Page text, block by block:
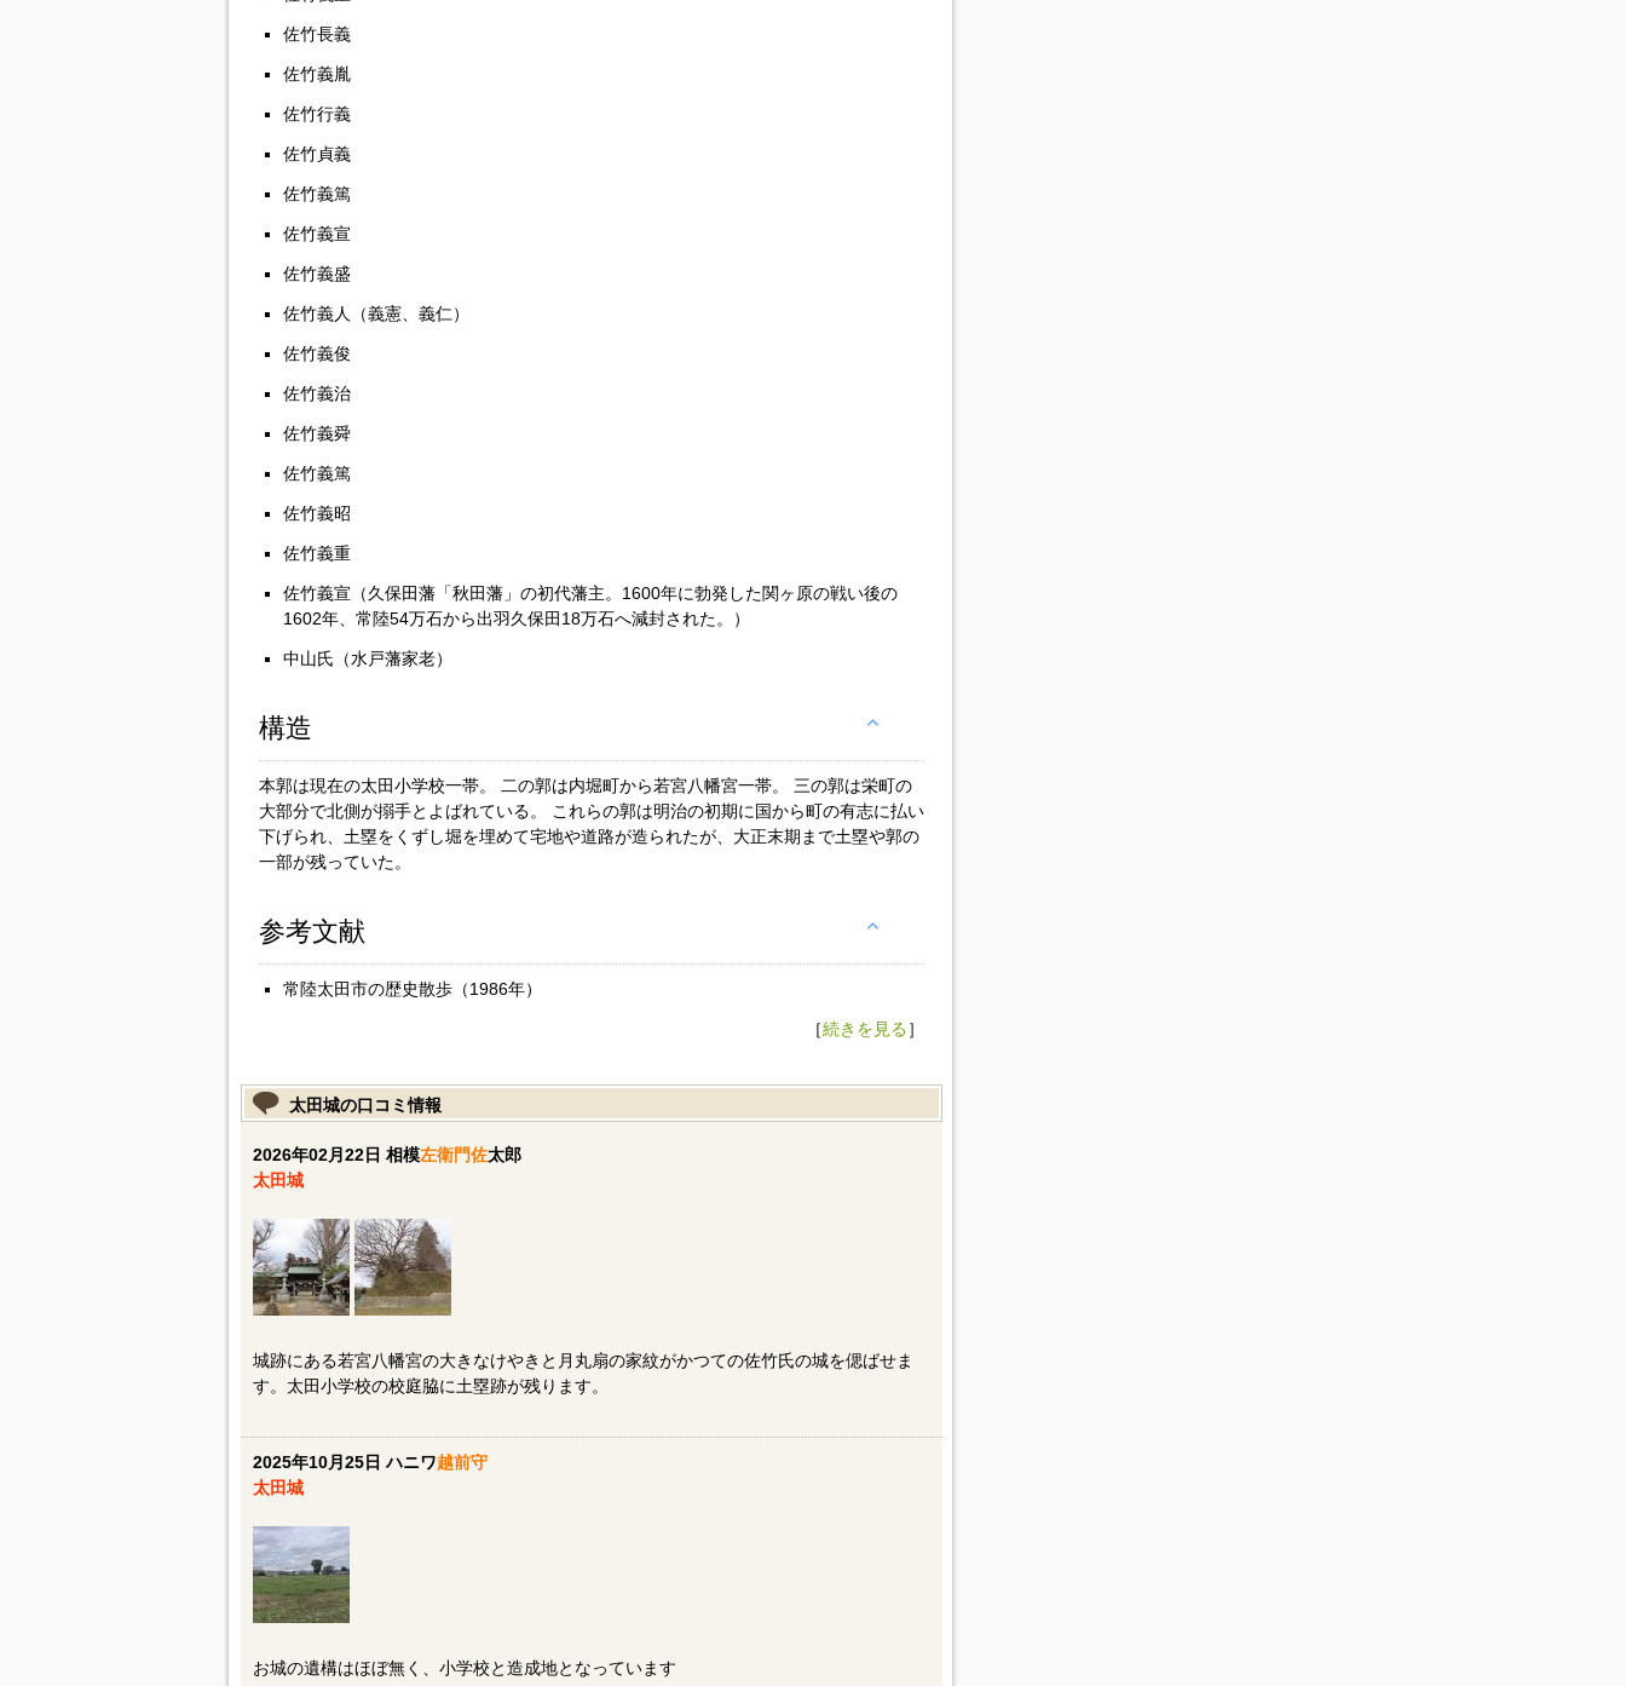
佐竹長義
佐竹義胤
佐竹行義
佐竹貞義
佐竹義篤
佐竹義宣
佐竹義盛
佐竹義人（義憲、義仁）
佐竹義俊
佐竹義治
佐竹義舜
佐竹義篤
佐竹義昭
佐竹義重
佐竹義宣（久保田藩「秋田藩」の初代藩主。1600年に勃発した関ヶ原の戦い後の
1602年、常陸54万石から出羽久保田18万石へ減封された。）
中山氏（水戸藩家老）
構造
本郭は現在の太田小学校一帯。 二の郭は内堀町から若宮八幡宮一帯。 三の郭は栄町の
大部分で北側が搦手とよばれている。 これらの郭は明治の初期に国から町の有志に払い
下げられ、土塁をくずし堀を埋めて宅地や道路が造られたが、大正末期まで土塁や郭の
一部が残っていた。
参考文献
常陸太田市の歴史散歩（1986年）
［続きを見る］
太田城の口コミ情報
2026年02月22日 相模左衛門佐太郎
太田城
城跡にある若宮八幡宮の大きなけやきと月丸扇の家紋がかつての佐竹氏の城を偲ばせま
す。太田小学校の校庭脇に土塁跡が残ります。
2025年10月25日 ハニワ越前守
太田城
お城の遺構はほぼ無く、小学校と造成地となっています